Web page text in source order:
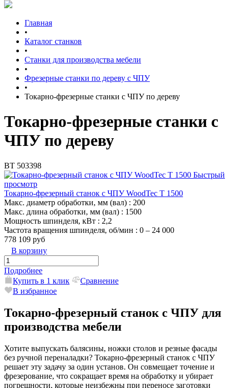
Главная
•
Каталог станков
•
Станки для производства мебели
•
Фрезерные станки по дереву с ЧПУ
•
Токарно-фрезерные станки с ЧПУ по дереву
Токарно-фрезерные станки с
ЧПУ по дереву
ВТ 503398
Быстрый
просмотр
Токарно-фрезерный станок с ЧПУ WoodTec T 1500
Макс. диаметр обработки, мм (вал) : 200
Макс. длина обработки, мм (вал) : 1500
Мощность шпинделя, кВт : 2,2
Частота вращения шпинделя, об/мин : 0 – 24 000
778 109 руб
В корзину
Подробнее
Купить в 1 клик
Сравнение
В избранное
Токарно-фрезерный станок с ЧПУ для
производства мебели
Хотите выпускать балясины, ножки столов и резные фасады
без ручной переналадки? Токарно-фрезерный станок с ЧПУ
решает эту задачу за один установ. Он совмещает точение и
фрезерование, что сокращает время на обработку и убирает
погрешности, которые неизбежны при переносе заготовки